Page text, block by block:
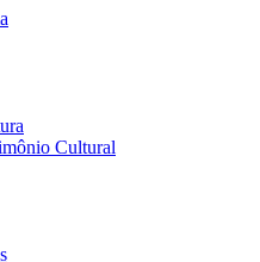
Cultural